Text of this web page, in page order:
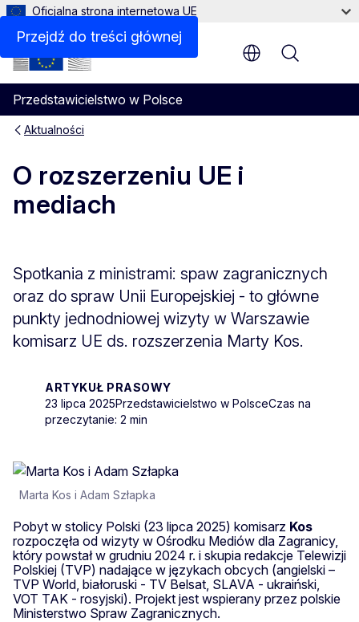
Przejdź do treści głównej
Oficjalna strona internetowa UE
Przedstawicielstwo w Polsce
Menu
Aktualności
O rozszerzeniu UE i
mediach
Spotkania z ministrami: spaw zagranicznych
oraz do spraw Unii Europejskiej - to główne
punkty jednodniowej wizyty w Warszawie
komisarz UE ds. rozszerzenia Marty Kos.
ARTYKUŁ PRASOWY
23 lipca 2025Przedstawicielstwo w PolsceCzas na
przeczytanie: 2 min
Marta Kos i Adam Szłapka
Pobyt w stolicy Polski (23 lipca 2025) komisarz Kos
rozpoczęła od wizyty w Ośrodku Mediów dla Zagranicy,
który powstał w grudniu 2024 r. i skupia redakcje Telewizji
Polskiej (TVP) nadające w językach obcych (angielski –
TVP World, białoruski - TV Belsat, SLAVA - ukraiński,
VOT TAK - rosyjski). Projekt jest wspierany przez polskie
Ministerstwo Spraw Zagranicznych.